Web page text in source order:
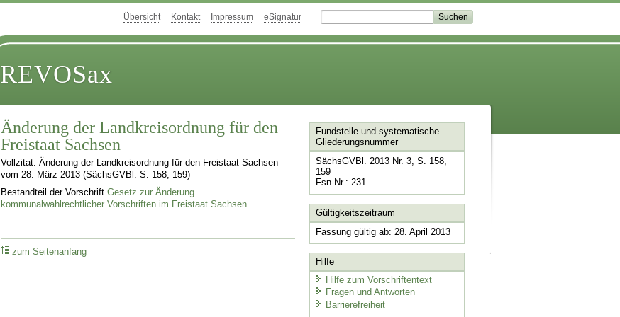
Übersicht Kontakt Impressum eSignatur
REVOSax
Änderung der Landkreisordnung für den
Freistaat Sachsen
Vollzitat: Änderung der Landkreisordnung für den Freistaat Sachsen
vom 28. März 2013 (SächsGVBl. S. 158, 159)
Bestandteil der VorschriftGesetz zur Änderung
kommunalwahlrechtlicher Vorschriften im Freistaat Sachsen
zum Seitenanfang
Fundstelle und systematische
Gliederungsnummer
SächsGVBl. 2013 Nr. 3, S. 158,
159
Fsn-Nr.: 231
Gültigkeitszeitraum
Fassung gültig ab: 28. April 2013
Hilfe
Hilfe zum Vorschriftentext
Fragen und Antworten
Barrierefreiheit